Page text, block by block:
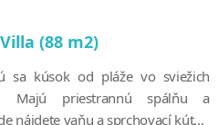
(88 m2)
sa kúsok od pláže vo sviežich
Majú priestrannú spálňu a
nájdete vaňu a sprchovací kút...